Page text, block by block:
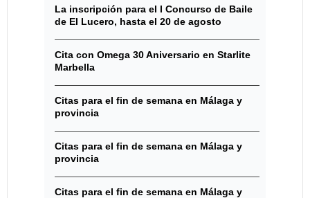
La inscripción para el I Concurso de Baile
de El Lucero, hasta el 20 de agosto
Cita con Omega 30 Aniversario en Starlite
Marbella
Citas para el fin de semana en Málaga y
provincia
Citas para el fin de semana en Málaga y
provincia
Citas para el fin de semana en Málaga y